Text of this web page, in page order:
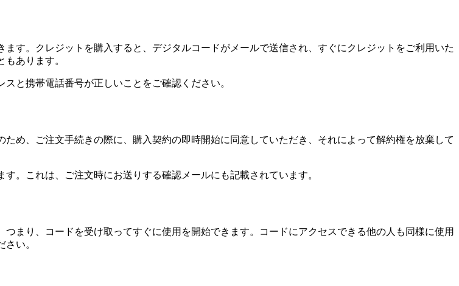
す。クレジットを購入すると、デジタルコードがメールで送信され、すぐにクレジットをご利用いた
あります。
と携帯電話番号が正しいことをご確認ください。
め、ご注文手続きの際に、購入契約の即時開始に同意していただき、それによって解約権を放棄して
。これは、ご注文時にお送りする確認メールにも記載されています。
まり、コードを受け取ってすぐに使用を開始できます。コードにアクセスできる他の人も同様に使用
い。